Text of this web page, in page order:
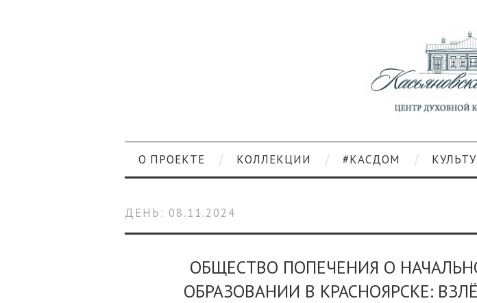
О ПРОЕКТЕ КОЛЛЕКЦИИ #КАСДОМ
ДЕНЬ: 08.11.2024
ОБЩЕСТВО ПОПЕЧЕНИЯ О
ОБРАЗОВАНИИ В КРАСНОЯРСКЕ: